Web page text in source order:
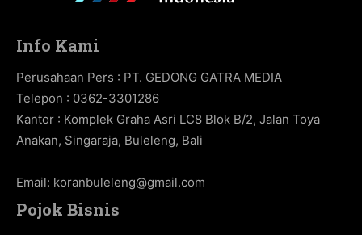
Info Kami
Perusahaan Pers : PT. GEDONG GATRA MEDIA
Telepon : 0362-3301286
Kantor : Komplek Graha Asri LC8 Blok B/2, Jalan Toya
Anakan, Singaraja, Buleleng, Bali
Email: koranbuleleng@gmail.com
Pojok Bisnis